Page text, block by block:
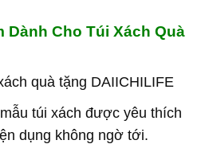
Dành Cho Túi Xách Quà
quà tặng DAIICHILIFE
túi xách được yêu thích
dụng không ngờ tới.